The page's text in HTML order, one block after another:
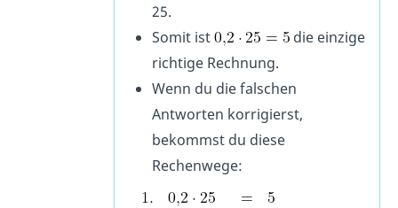
25.
Somit ist
die einzige
richtige Rechnung.
Wenn du die falschen
Antworten korrigierst,
bekommst du diese
Rechenwege: